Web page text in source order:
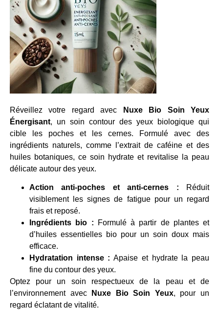
Réveillez votre regard avec
Nuxe Bio Soin Yeux
Énergisant, un soin contour des yeux biologique qui
cible les poches et les cernes. Formulé avec des
ingrédients naturels, comme l’extrait de caféine et des
huiles botaniques, ce soin hydrate et revitalise la peau
délicate autour des yeux.
Action anti-poches et anti-cernes : Réduit
visiblement les signes de fatigue pour un regard
frais et reposé.
Ingrédients bio : Formulé à partir de plantes et
d’huiles essentielles bio pour un soin doux mais
efficace.
Hydratation intense : Apaise et hydrate la peau
fine du contour des yeux.
Optez pour un soin respectueux de la peau et de
l’environnement avec
Nuxe Bio Soin Yeux, pour un
regard éclatant de vitalité.